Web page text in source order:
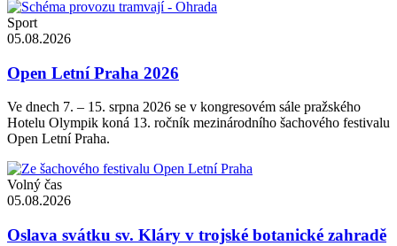
Sport
05.08.2026
Open Letní Praha 2026
Ve dnech 7. – 15. srpna 2026 se v kongresovém sále pražského
Hotelu Olympik koná 13. ročník mezinárodního šachového festivalu
Open Letní Praha.
Volný čas
05.08.2026
Oslava svátku sv. Kláry v trojské botanické zahradě